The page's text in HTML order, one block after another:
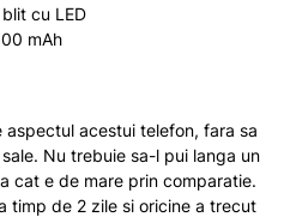
cu LED
mAh
acestui telefon, fara sa
Nu trebuie sa-l pui langa un
cat e de mare prin comparatie.
timp de 2 zile si oricine a trecut